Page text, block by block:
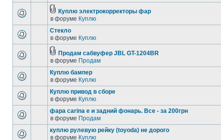
Куплю электрокорректоры фар
в форуме Куплю
Стекло
в форуме Куплю
Продам сабвуфер JBL GT-1204BR
в форуме Продам
Куплю бампер
в форуме Куплю
Куплю привод в сборе
в форуме Куплю
фара carina e и задний фонарь. Все - за 200грн
в форуме Продам
куплю рулевую рейку (toyoda) не дорого
в форуме Куплю